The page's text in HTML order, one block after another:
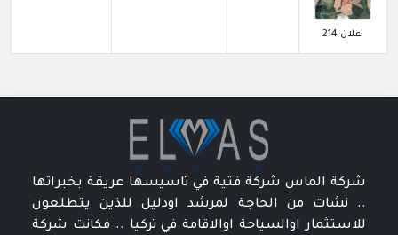
اعلان 214
شركة الماس شركة فتية في تاسيسها عريقة بخبراتها
.. نشات من الحاجة لمرشد اودليل للذين يتطلعون
للاستثمار اوالسياحة اوالاقامة في تركيا .. فكانت شركة